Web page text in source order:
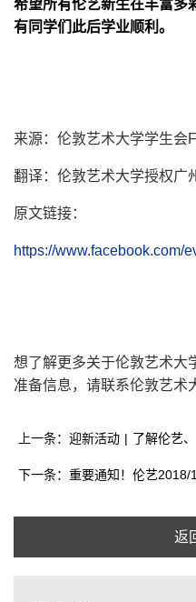
希望所有伦艺新生在丰富多
有同学们此后学业顺利。
来源：伦敦艺术大学学生会
翻译：伦敦艺术大学授权广
原文链接：
https://www.facebook.com/
想了解更多关于伦敦艺术大
准备信息，请联系伦敦艺术
上一条：迎新活动 | 了解伦艺
返